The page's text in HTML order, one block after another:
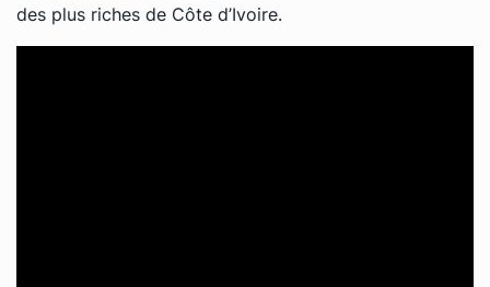
des plus riches de Côte d’Ivoire.